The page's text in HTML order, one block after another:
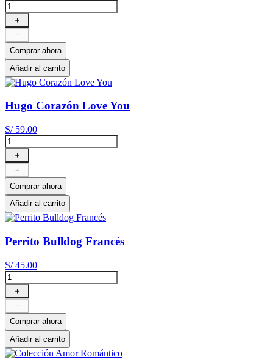
＋
－
Comprar ahora
Añadir al carrito
Hugo Corazón Love You
S/ 59.00
＋
－
Comprar ahora
Añadir al carrito
Perrito Bulldog Francés
S/ 45.00
＋
－
Comprar ahora
Añadir al carrito